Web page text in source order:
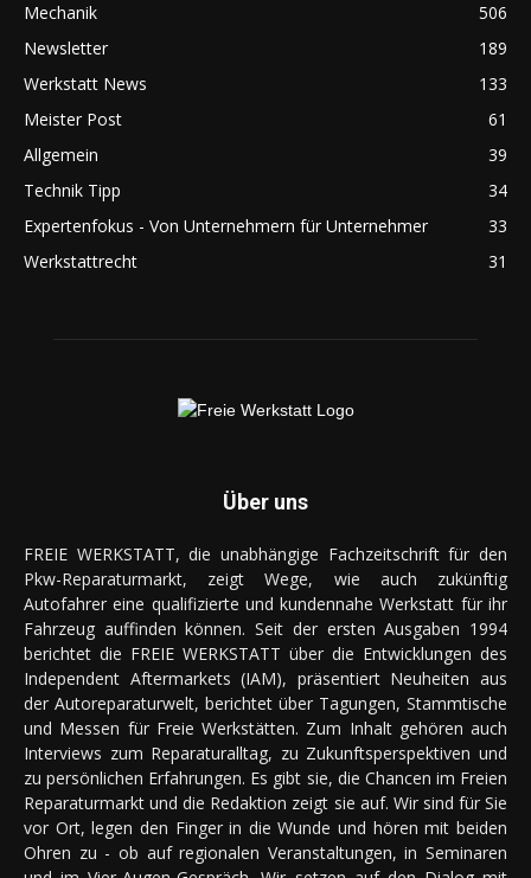
Mechanik
506
Newsletter
189
Werkstatt News
133
Meister Post
61
Allgemein
39
Technik Tipp
34
Expertenfokus - Von Unternehmern für Unternehmer
33
Werkstattrecht
31
Über uns
FREIE WERKSTATT, die unabhängige Fachzeitschrift für den
Pkw-Reparaturmarkt, zeigt Wege, wie auch zukünftig
Autofahrer eine qualifizierte und kundennahe Werkstatt für ihr
Fahrzeug auffinden können. Seit der ersten Ausgaben 1994
berichtet die FREIE WERKSTATT über die Entwicklungen des
Independent Aftermarkets (IAM), präsentiert Neuheiten aus
der Autoreparaturwelt, berichtet über Tagungen, Stammtische
und Messen für Freie Werkstätten. Zum Inhalt gehören auch
Interviews zum Reparaturalltag, zu Zukunftsperspektiven und
zu persönlichen Erfahrungen. Es gibt sie, die Chancen im Freien
Reparaturmarkt und die Redaktion zeigt sie auf. Wir sind für Sie
vor Ort, legen den Finger in die Wunde und hören mit beiden
Ohren zu - ob auf regionalen Veranstaltungen, in Seminaren